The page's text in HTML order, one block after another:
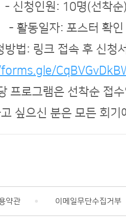
- 신청인원: 10명(선착순)
- 활동일자: 포스터 확인
방법: 링크 접속 후 신청
프로그램은 선착순 접
싶으신 분은 모든 회기
약관 이메일무단수집거부